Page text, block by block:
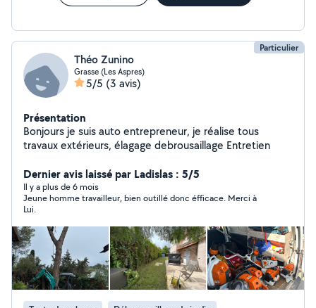
Particulier
Théo Zunino
Grasse (Les Aspres)
5/5 (3 avis)
Présentation
Bonjours je suis auto entrepreneur, je réalise tous
travaux extérieurs, élagage debrousaillage Entretien
Dernier avis laissé par Ladislas : 5/5
Il y a plus de 6 mois
Jeune homme travailleur, bien outillé donc éfficace. Merci à
Lui.